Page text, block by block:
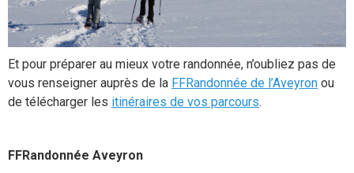
Et pour préparer au mieux votre randonnée, n’oubliez pas de
vous renseigner auprès de la FFRandonnée de l’Aveyron ou
de télécharger les itinéraires de vos parcours.
FFRandonnée Aveyron